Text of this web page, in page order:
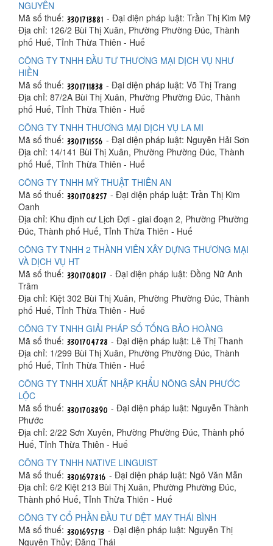
NGUYÊN
Mã số thuế:
- Đại diện pháp luật: Trần Thị Kim Mỹ
Địa chỉ: 126/2 Bùi Thị Xuân, Phường Phường Đúc, Thành
phố Huế, Tỉnh Thừa Thiên - Huế
CÔNG TY TNHH ĐẦU TƯ THƯƠNG MẠI DỊCH VỤ NHƯ
HIỀN
Mã số thuế:
- Đại diện pháp luật: Võ Thị Trang
Địa chỉ: 87/2A Bùi Thị Xuân, Phường Phường Đúc, Thành
phố Huế, Tỉnh Thừa Thiên - Huế
CÔNG TY TNHH THƯƠNG MẠI DỊCH VỤ LA MI
Mã số thuế:
- Đại diện pháp luật: Nguyễn Hải Sơn
Địa chỉ: 14/141 Bùi Thị Xuân, Phường Phường Đúc, Thành
phố Huế, Tỉnh Thừa Thiên - Huế
CÔNG TY TNHH MỸ THUẬT THIÊN AN
Mã số thuế:
- Đại diện pháp luật: Trần Thị Kim
Oanh
Địa chỉ: Khu định cư Lịch Đợi - giai đoạn 2, Phường Phường
Đúc, Thành phố Huế, Tỉnh Thừa Thiên - Huế
CÔNG TY TNHH 2 THÀNH VIÊN XÂY DỰNG THƯƠNG MẠI
VÀ DỊCH VỤ HT
Mã số thuế:
- Đại diện pháp luật: Đồng Nữ Anh
Trâm
Địa chỉ: Kiệt 302 Bùi Thị Xuân, Phường Phường Đúc, Thành
phố Huế, Tỉnh Thừa Thiên - Huế
CÔNG TY TNHH GIẢI PHÁP SỐ TỐNG BẢO HOÀNG
Mã số thuế:
- Đại diện pháp luật: Lê Thị Thanh
Địa chỉ: 1/299 Bùi Thị Xuân, Phường Phường Đúc, Thành
phố Huế, Tỉnh Thừa Thiên - Huế
CÔNG TY TNHH XUẤT NHẬP KHẨU NÔNG SẢN PHƯỚC
LỘC
Mã số thuế:
- Đại diện pháp luật: Nguyễn Thành
Phước
Địa chỉ: 2/22 Sơn Xuyên, Phường Phường Đúc, Thành phố
Huế, Tỉnh Thừa Thiên - Huế
CÔNG TY TNHH NATIVE LINGUIST
Mã số thuế:
- Đại diện pháp luật: Ngô Văn Mẫn
Địa chỉ: 6/2 Kiệt 213 Bùi Thị Xuân, Phường Phường Đúc,
Thành phố Huế, Tỉnh Thừa Thiên - Huế
CÔNG TY CỔ PHẦN ĐẦU TƯ DỆT MAY THÁI BÌNH
Mã số thuế:
- Đại diện pháp luật: Nguyễn Thị
Nguyên Thủy; Đặng Thái